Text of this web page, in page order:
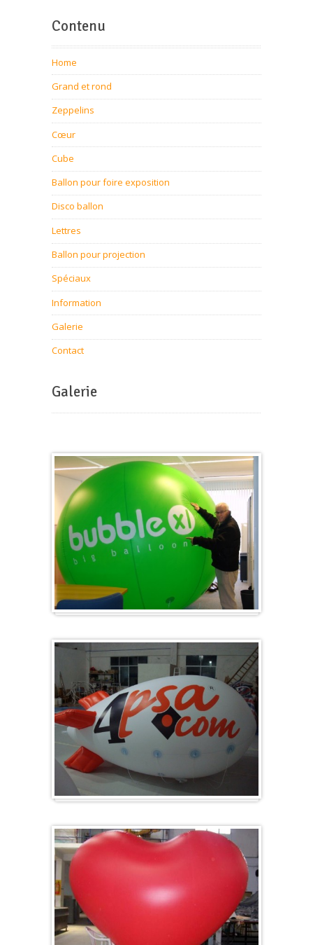
Contenu
Home
Grand et rond
Zeppelins
Cœur
Cube
Ballon pour foire exposition
Disco ballon
Lettres
Ballon pour projection
Spéciaux
Information
Galerie
Contact
Galerie